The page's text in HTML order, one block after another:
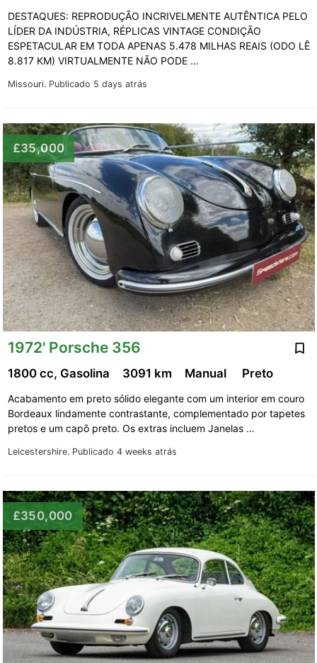
Missouri. Publicado 5 days atrás
DESTAQUES: REPRODUÇÃO INCRIVELMENTE AUTÊNTICA PELO
LÍDER DA INDÚSTRIA, RÉPLICAS VINTAGE CONDIÇÃO
ESPETACULAR EM TODA APENAS 5.478 MILHAS REAIS (ODO LÊ
8.817 KM) VIRTUALMENTE NÃO PODE …
£35,000
1972' Porsche 356
Leicestershire. Publicado 4 weeks atrás
1800 cc, Gasolina 3091 km Manual Preto
Acabamento em preto sólido elegante com um interior em couro
Bordeaux lindamente contrastante, complementado por tapetes
pretos e um capô preto. Os extras incluem Janelas …
£350,000